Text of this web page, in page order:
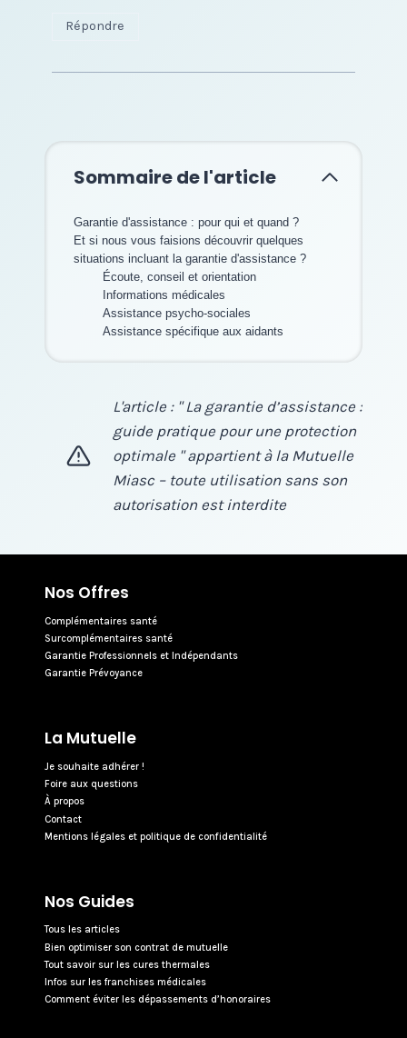
Répondre
Sommaire de l'article
Garantie d'assistance : pour qui et quand ?
Et si nous vous faisions découvrir quelques
situations incluant la garantie d'assistance ?
Écoute, conseil et orientation
Informations médicales
Assistance psycho-sociales
Assistance spécifique aux aidants
L'article : " La garantie d’assistance :
guide pratique pour une protection
optimale " appartient à la Mutuelle
Miasc – toute utilisation sans son
autorisation est interdite
Nos Offres
Complémentaires santé
Surcomplémentaires santé
Garantie Professionnels et Indépendants
Garantie Prévoyance
La Mutuelle
Je souhaite adhérer !
Foire aux questions
À propos
Contact
Mentions légales et politique de confidentialité
Nos Guides
Tous les articles
Bien optimiser son contrat de mutuelle
Tout savoir sur les cures thermales
Infos sur les franchises médicales
Comment éviter les dépassements d’honoraires